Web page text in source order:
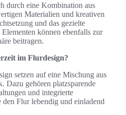
durch eine Kombination aus
Materialien und kreativen
und das gezielte
können ebenfalls zur
beitragen.
im Flurdesign?
setzen auf eine Mischung aus
Dazu gehören platzsparende
und integrierte
den Flur lebendig und einladend